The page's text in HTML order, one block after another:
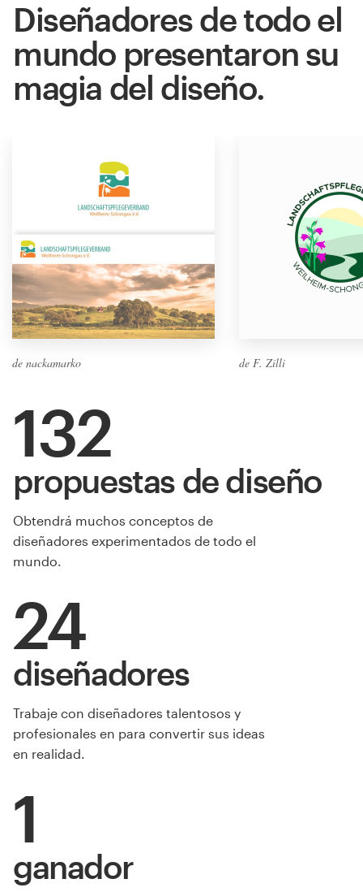
Diseñadores de todo el
mundo presentaron su
magia del diseño.
de nackamarko de F. Zilli
132
propuestas de diseño
Obtendrá muchos conceptos de
diseñadores experimentados de todo el
mundo.
24
diseñadores
Trabaje con diseñadores talentosos y
profesionales en para convertir sus ideas
en realidad.
1
ganador